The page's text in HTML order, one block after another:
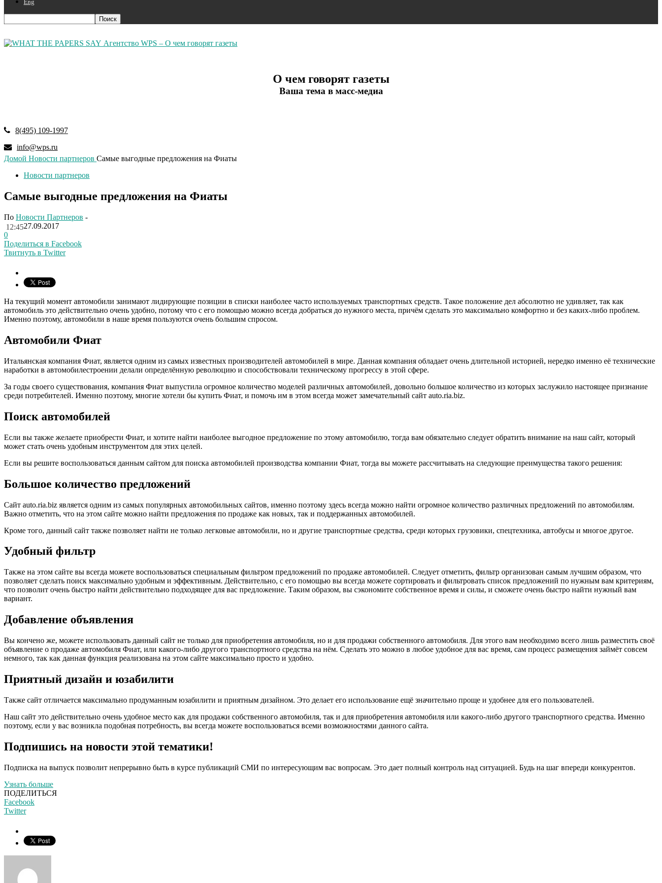
Eng
Агентство WPS – О чем говорят газеты
О чем говорят газеты
Ваша тема в масс-медиа
8(495) 109-1997
info@wps.ru
Домой Новости партнеров Самые выгодные предложения на Фиаты
Новости партнеров
Самые выгодные предложения на Фиаты
По Новости Партнеров -
27.09.2017
12:45
0
Поделиться в Facebook
Твитнуть в Twitter
На текущий момент автомобили занимают лидирующие позиции в списки наиболее часто используемых транспортных средств. Такое положение дел абсолютно не удивляет, так как
автомобиль это действительно очень удобно, потому что с его помощью можно всегда добраться до нужного места, причём сделать это максимально комфортно и без каких-либо проблем.
Именно поэтому, автомобили в наше время пользуются очень большим спросом.
Автомобили Фиат
Итальянская компания Фиат, является одним из самых известных производителей автомобилей в мире. Данная компания обладает очень длительной историей, нередко именно её технические
наработки в автомобилестроении делали определённую революцию и способствовали техническому прогрессу в этой сфере.
За годы своего существования, компания Фиат выпустила огромное количество моделей различных автомобилей, довольно большое количество из которых заслужило настоящее признание
среди потребителей. Именно поэтому, многие хотели бы купить Фиат, и помочь им в этом всегда может замечательный сайт auto.ria.biz.
Поиск автомобилей
Если вы также желаете приобрести Фиат, и хотите найти наиболее выгодное предложение по этому автомобилю, тогда вам обязательно следует обратить внимание на наш сайт, который
может стать очень удобным инструментом для этих целей.
Если вы решите воспользоваться данным сайтом для поиска автомобилей производства компании Фиат, тогда вы можете рассчитывать на следующие преимущества такого решения:
Большое количество предложений
Сайт auto.ria.biz является одним из самых популярных автомобильных сайтов, именно поэтому здесь всегда можно найти огромное количество различных предложений по автомобилям.
Важно отметить, что на этом сайте можно найти предложения по продаже как новых, так и поддержанных автомобилей.
Кроме того, данный сайт также позволяет найти не только легковые автомобили, но и другие транспортные средства, среди которых грузовики, спецтехника, автобусы и многое другое.
Удобный фильтр
Также на этом сайте вы всегда можете воспользоваться специальным фильтром предложений по продаже автомобилей. Следует отметить, фильтр организован самым лучшим образом, что
позволяет сделать поиск максимально удобным и эффективным. Действительно, с его помощью вы всегда можете сортировать и фильтровать список предложений по нужным вам критериям,
что позволит очень быстро найти действительно подходящее для вас предложение. Таким образом, вы сэкономите собственное время и силы, и сможете очень быстро найти нужный вам
вариант.
Добавление объявления
Вы кончено же, можете использовать данный сайт не только для приобретения автомобиля, но и для продажи собственного автомобиля. Для этого вам необходимо всего лишь разместить своё
объявление о продаже автомобиля Фиат, или какого-либо другого транспортного средства на нём. Сделать это можно в любое удобное для вас время, сам процесс размещения займёт совсем
немного, так как данная функция реализована на этом сайте максимально просто и удобно.
Приятный дизайн и юзабилити
Также сайт отличается максимально продуманным юзабилити и приятным дизайном. Это делает его использование ещё значительно проще и удобнее для его пользователей.
Наш сайт это действительно очень удобное место как для продажи собственного автомобиля, так и для приобретения автомобиля или какого-либо другого транспортного средства. Именно
поэтому, если у вас возникла подобная потребность, вы всегда можете воспользоваться всеми возможностями данного сайта.
Подпишись на новости этой тематики!
Подписка на выпуск позволит непрерывно быть в курсе публикаций СМИ по интересующим вас вопросам. Это дает полный контроль над ситуацией. Будь на шаг впереди конкурентов.
Узнать больше
ПОДЕЛИТЬСЯ
Facebook
Twitter